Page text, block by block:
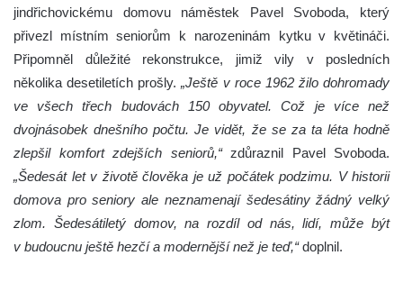
jindřichovickému domovu náměstek Pavel Svoboda, který
přivezl místním seniorům k narozeninám kytku v květináči.
Připomněl důležité rekonstrukce, jimiž vily v posledních
několika desetiletích prošly.„Ještě v roce 1962 žilo dohromady
ve všech třech budovách 150 obyvatel. Což je více než
dvojnásobek dnešního počtu. Je vidět, že se za ta léta hodně
zlepšil komfort zdejších seniorů,“zdůraznil Pavel Svoboda.
„Šedesát let v životě člověka je už počátek podzimu. V historii
domova pro seniory ale neznamenají šedesátiny žádný velký
zlom. Šedesátiletý domov, na rozdíl od nás, lidí, může být
v budoucnu ještě hezčí a modernější než je teď,“doplnil.